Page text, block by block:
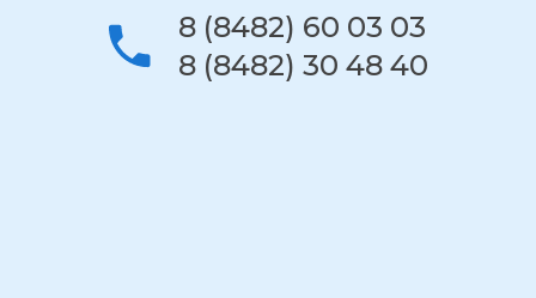
8 (8482) 60 03 03
8 (8482) 30 48 40